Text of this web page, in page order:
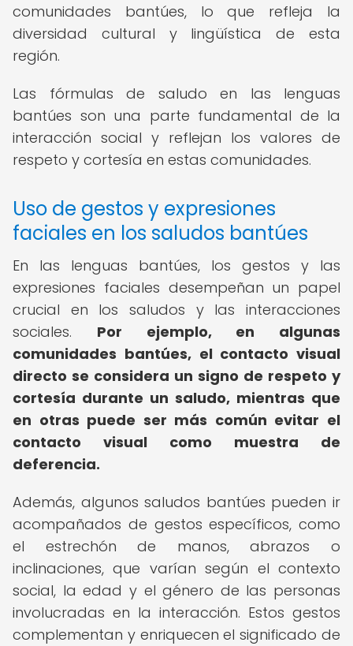
comunidades bantúes, lo que refleja la
diversidad cultural y lingüística de esta
región.
Las fórmulas de saludo en las lenguas
bantúes son una parte fundamental de la
interacción social y reflejan los valores de
respeto y cortesía en estas comunidades.
Uso de gestos y expresiones
faciales en los saludos bantúes
En las lenguas bantúes, los gestos y las
expresiones faciales desempeñan un papel
crucial en los saludos y las interacciones
sociales. Por ejemplo, en algunas
comunidades bantúes, el contacto visual
directo se considera un signo de respeto y
cortesía durante un saludo, mientras que
en otras puede ser más común evitar el
contacto visual como muestra de
deferencia.
Además, algunos saludos bantúes pueden ir
acompañados de gestos específicos, como
el estrechón de manos, abrazos o
inclinaciones, que varían según el contexto
social, la edad y el género de las personas
involucradas en la interacción. Estos gestos
complementan y enriquecen el significado de